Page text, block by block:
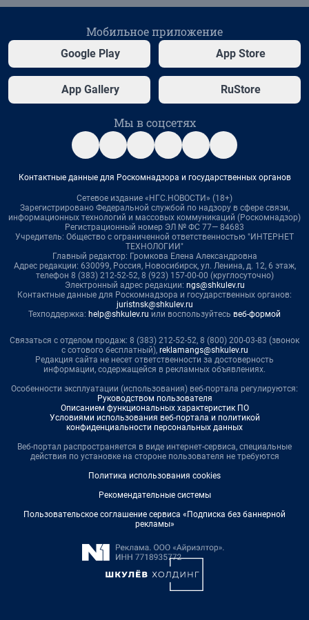
Мобильное приложение
Google Play App Store
App Gallery RuStore
Мы в соцсетях
Контактные данные для Роскомнадзора и государственных органов
Сетевое издание «НГС.НОВОСТИ» (18+)
Зарегистрировано Федеральной службой по надзору в сфере связи,
информационных технологий и массовых коммуникаций (Роскомнадзор)
Регистрационный номер ЭЛ № ФС 77— 84683
Учредитель: Общество с ограниченной ответственностью "ИНТЕРНЕТ
ТЕХНОЛОГИИ"
Главный редактор: Громкова Елена Александровна
Адрес редакции: 630099, Россия, Новосибирск, ул. Ленина, д. 12, 6 этаж,
телефон 8 (383) 212-52-52, 8 (923) 157-00-00 (круглосуточно)
Электронный адрес редакции: ngs@shkulev.ru
Контактные данные для Роскомнадзора и государственных органов:
juristnsk@shkulev.ru
Техподдержка: help@shkulev.ru или воспользуйтесь веб-формой
Связаться с отделом продаж: 8 (383) 212-52-52, 8 (800) 200-03-83 (звонок
с сотового бесплатный), reklamangs@shkulev.ru
Редакция сайта не несет ответственности за достоверность
информации, содержащейся в рекламных объявлениях.
Особенности эксплуатации (использования) веб-портала регулируются:
Руководством пользователя
Описанием функциональных характеристик ПО
Условиями использования веб-портала и политикой
конфиденциальности персональных данных
Веб-портал распространяется в виде интернет-сервиса, специальные
действия по установке на стороне пользователя не требуются
Политика использования cookies
Рекомендательные системы
Пользовательское соглашение сервиса «Подписка без баннерной
рекламы»